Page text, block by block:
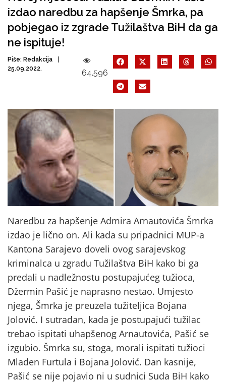
izdao naredbu za hapšenje Šmrka, pa
pobjegao iz zgrade Tužilaštva BiH da ga
ne ispituje!
Piše: Redakcija
25.09.2022.
64.596
Naredbu za hapšenje Admira Arnautovića Šmrka
izdao je lično on. Ali kada su pripadnici MUP-a
Kantona Sarajevo doveli ovog sarajevskog
kriminalca u zgradu Tužilaštva BiH kako bi ga
predali u nadležnostu postupajućeg tužioca,
Džermin Pašić je naprasno nestao. Umjesto
njega, Šmrka je preuzela tužiteljica Bojana
Jolović. I sutradan, kada je postupajući tužilac
trebao ispitati uhapšenog Arnautovića, Pašić se
izgubio. Šmrka su, stoga, morali ispitati tužioci
Mladen Furtula i Bojana Jolović. Dan kasnije,
Pašić se nije pojavio ni u sudnici Suda BiH kako